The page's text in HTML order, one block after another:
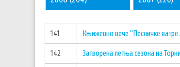
141 Књижевно вече "Песничке ватре
142 Затворена летња сезона на